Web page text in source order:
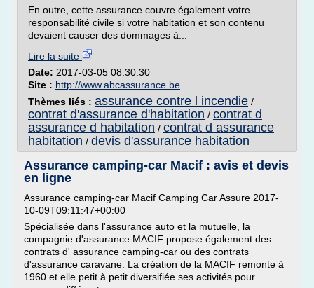
En outre, cette assurance couvre également votre
responsabilité civile si votre habitation et son contenu
devaient causer des dommages à...
Lire la suite
Date: 2017-03-05 08:30:30
Site : http://www.abcassurance.be
Thèmes liés : assurance contre l incendie /
contrat d'assurance d'habitation / contrat d
assurance d habitation / contrat d assurance
habitation / devis d'assurance habitation
Assurance camping-car Macif : avis et devis
en ligne
Assurance camping-car Macif Camping Car Assure 2017-
10-09T09:11:47+00:00
Spécialisée dans l'assurance auto et la mutuelle, la
compagnie d'assurance MACIF propose également des
contrats d' assurance camping-car ou des contrats
d'assurance caravane. La création de la MACIF remonte à
1960 et elle petit à petit diversifiée ses activités pour